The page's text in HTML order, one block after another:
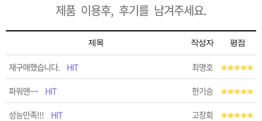
제품 이용후, 후기를 남겨주세요.
제목 작성자 평점
재구매했습니다. HIT 최명호
파워맨~~ HIT 한기승
성능만족!!! HIT 고장회